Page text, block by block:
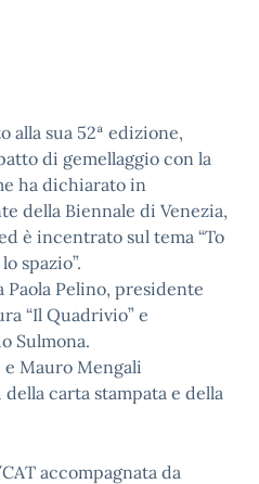
alla sua 52ª edizione,
di gemellaggio con la
ha dichiarato in
della Biennale di Venezia,
è incentrato sul tema “To
spazio”.
Paola Pelino, presidente
“Il Quadrivio” e
Sulmona.
Mauro Mengali
carta stampata e della
accompagnata da